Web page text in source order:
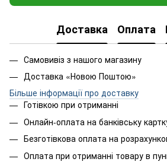
Доставка Оплата
Самовивіз з нашого магазину
Доставка «Новою Поштою»
Більше інформації про доставку
Готівкою при отриманні
Онлайн-оплата на банківську
Безготівкова оплата на
Оплата при отриманні товару в